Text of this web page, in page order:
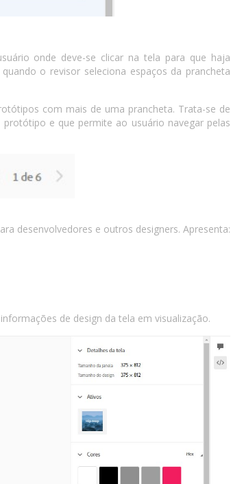
onde deve-se clicar na tela para que haja
o revisor seleciona espaços da prancheta
com mais de uma prancheta. Trata-se de
e que permite ao usuário navegar pelas
desenvolvedores e outros designers. Apresenta:
de design da tela em visualização.